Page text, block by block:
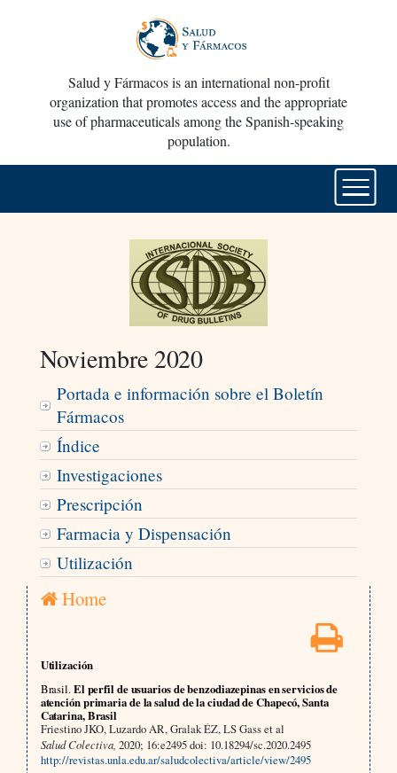
Salud y Fármacos is an international non-profit
organization that promotes access and the appropriate
use of pharmaceuticals among the Spanish-speaking
population.
Noviembre 2020
Portada e información sobre el Boletín
Fármacos
Índice
Investigaciones
Prescripción
Farmacia y Dispensación
Utilización
Home
Utilización
Brasil.El perfil de usuarios de benzodiazepinas en servicios de
atención primaria de la salud de la ciudad de Chapecó, Santa
Catarina, Brasil
Friestino JKO, Luzardo AR, Gralak ÉZ, LS Gass et al
Salud Colectiva, 2020; 16:e2495 doi: 10.18294/sc.2020.2495
http://revistas.unla.edu.ar/saludcolectiva/article/view/2495